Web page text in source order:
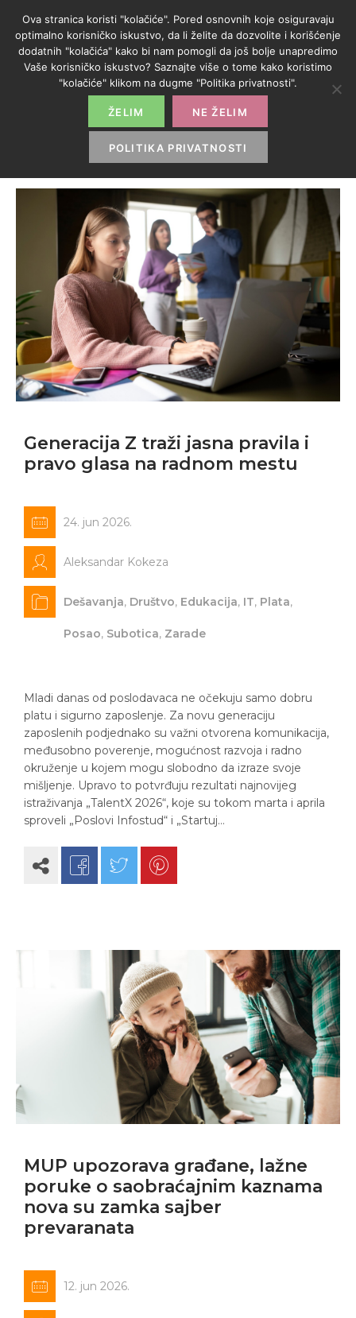
KATEGORIJA:IT
Generacija Z traži jasna pravila i
pravo glasa na radnom mestu
24. jun 2026.
Aleksandar Kokeza
Dešavanja, Društvo, Edukacija, IT, Plata,
Posao, Subotica, Zarade
Mladi danas od poslodavaca ne očekuju samo dobru
platu i sigurno zaposlenje. Za novu generaciju
zaposlenih podjednako su važni otvorena komunikacija,
međusobno poverenje, mogućnost razvoja i radno
okruženje u kojem mogu slobodno da izraze svoje
mišljenje. Upravo to potvrđuju rezultati najnovijeg
istraživanja „TalentX 2026“, koje su tokom marta i aprila
sproveli „Poslovi Infostud“ i „Startuj…
MUP upozorava građane, lažne
poruke o saobraćajnim kaznama
nova su zamka sajber
prevaranata
12. jun 2026.
Ova stranica koristi "kolačiće". Pored osnovnih koje osiguravaju
optimalno korisničko iskustvo, da li želite da dozvolite i korišćenje
dodatnih "kolačića" kako bi nam pomogli da još bolje unapredimo
Vaše korisničko iskustvo? Saznajte više o tome kako koristimo
"kolačiće" klikom na dugme "Politika privatnosti".
ŽELIM NE ŽELIM
POLITIKA PRIVATNOSTI